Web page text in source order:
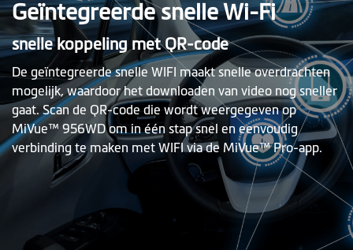
Geïntegreerde snelle Wi-Fi
snelle koppeling met QR-code
De geïntegreerde snelle WIFI maakt snelle overdrachten
mogelijk, waardoor het downloaden van video nog sneller
gaat. Scan de QR-code die wordt weergegeven op
MiVue™ 956WD om in één stap snel en eenvoudig
verbinding te maken met WIFI via de MiVue™ Pro-app.